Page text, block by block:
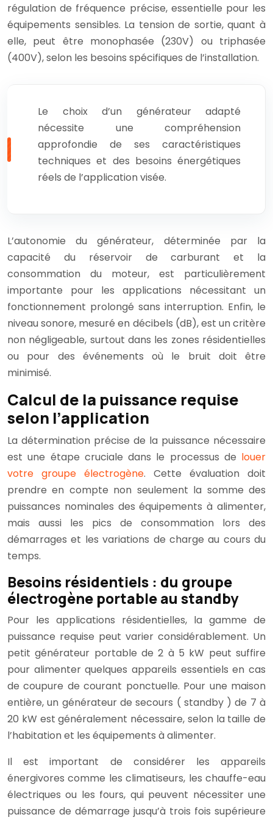
régulation de fréquence précise, essentielle pour les
équipements sensibles. La tension de sortie, quant à
elle, peut être monophasée (230V) ou triphasée
(400V), selon les besoins spécifiques de l’installation.
Le choix d’un générateur adapté
nécessite une compréhension
approfondie de ses caractéristiques
techniques et des besoins énergétiques
réels de l’application visée.
L’autonomie du générateur, déterminée par la
capacité du réservoir de carburant et la
consommation du moteur, est particulièrement
importante pour les applications nécessitant un
fonctionnement prolongé sans interruption. Enfin, le
niveau sonore, mesuré en décibels (dB), est un critère
non négligeable, surtout dans les zones résidentielles
ou pour des événements où le bruit doit être
minimisé.
Calcul de la puissance requise
selon l’application
La détermination précise de la puissance nécessaire
est une étape cruciale dans le processus de louer
votre groupe électrogène. Cette évaluation doit
prendre en compte non seulement la somme des
puissances nominales des équipements à alimenter,
mais aussi les pics de consommation lors des
démarrages et les variations de charge au cours du
temps.
Besoins résidentiels : du groupe
électrogène portable au standby
Pour les applications résidentielles, la gamme de
puissance requise peut varier considérablement. Un
petit générateur portable de 2 à 5 kW peut suffire
pour alimenter quelques appareils essentiels en cas
de coupure de courant ponctuelle. Pour une maison
entière, un générateur de secours ( standby ) de 7 à
20 kW est généralement nécessaire, selon la taille de
l’habitation et les équipements à alimenter.
Il est important de considérer les appareils
énergivores comme les climatiseurs, les chauffe-eau
électriques ou les fours, qui peuvent nécessiter une
puissance de démarrage jusqu’à trois fois supérieure